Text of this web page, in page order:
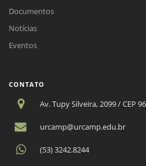
Documentos
Notícias
Eventos
CONTATO
Av. Tupy Silveira, 2099 / CEP
urcamp@urcamp.edu.br
(53) 3242.8244